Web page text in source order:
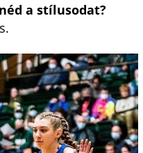
a stílusodat?